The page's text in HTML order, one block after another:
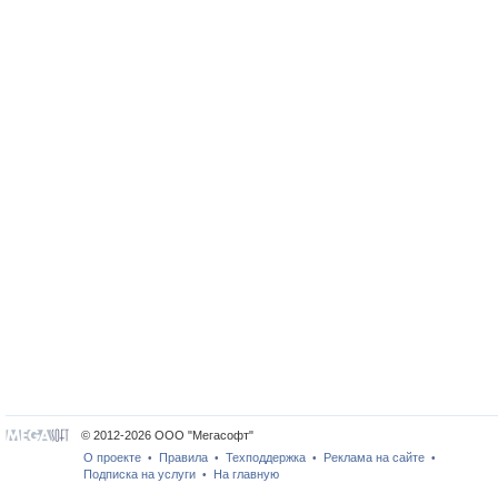
© 2012-2026 ООО "Мегасофт"
О проекте • Правила • Техподдержка • Реклама на сайте •
Подписка на услуги • На главную